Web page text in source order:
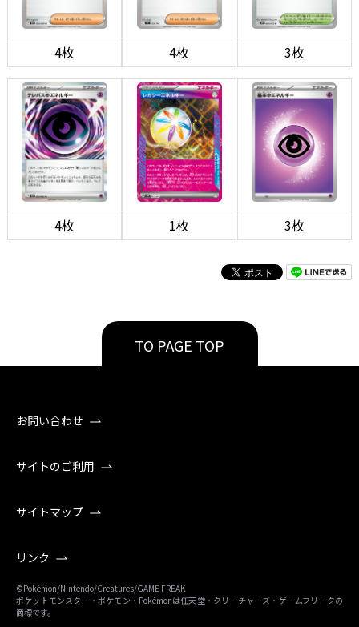
4枚 4枚 3枚
4枚 1枚 3枚
TO PAGE TOP
お問い合わせ
サイトのご利用
サイトマップ
リンク
©Pokémon/Nintendo/Creatures/GAME FREAK
ポケットモンスター・ポケモン・Pokémonは任天堂・クリーチャーズ・ゲームフリークの
商標です。